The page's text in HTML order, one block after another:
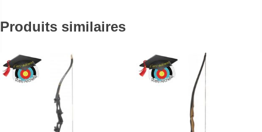
Produits similaires